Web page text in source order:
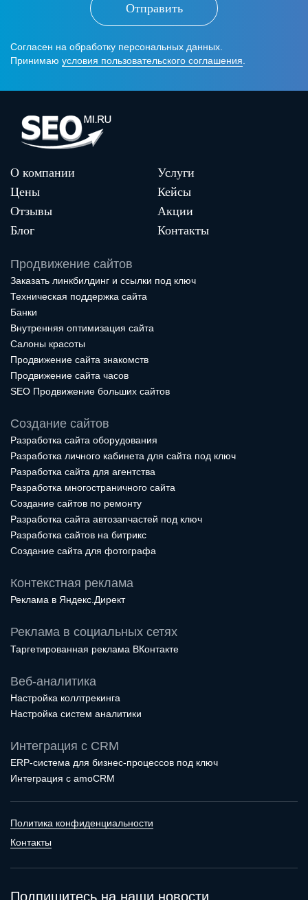
Отправить
Согласен на обработку персональных данных.
Принимаю условия пользовательского соглашения
О компании
Услуги
Цены
Кейсы
Отзывы
Акции
Блог
Контакты
Продвижение сайтов
Заказать линкбилдинг и ссылки под ключ
Техническая поддержка сайта
Банки
Внутренняя оптимизация сайта
Салоны красоты
Продвижение сайта знакомств
Продвижение сайта часов
SEO Продвижение больших сайтов
Создание сайтов
Разработка сайта оборудования
Разработка личного кабинета для сайта под ключ
Разработка сайта для агентства
Разработка многостраничного сайта
Создание сайтов по ремонту
Разработка сайта автозапчастей под ключ
Разработка сайтов на битрикс
Создание сайта для фотографа
Контекстная реклама
Реклама в Яндекс.Директ
Реклама в социальных сетях
Таргетированная реклама ВКонтакте
Веб-аналитика
Настройка коллтрекинга
Настройка систем аналитики
Интеграция с CRM
ERP-система для бизнес-процессов под ключ
Интеграция с amoCRM
Политика конфиденциальности
Контакты
Подпишитесь на наши новости